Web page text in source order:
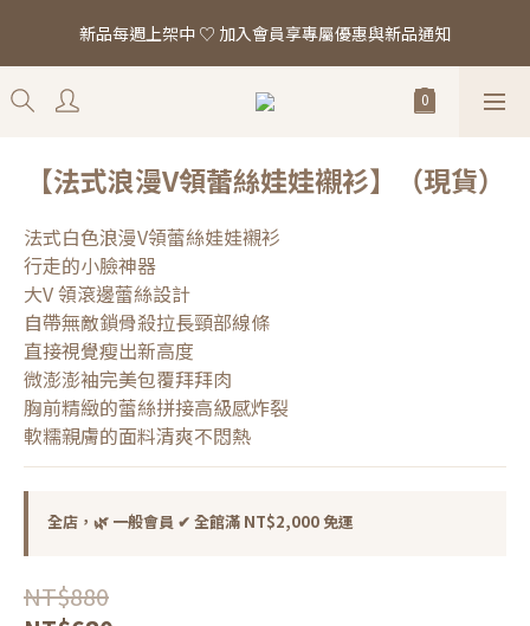
「真正的時尚 是讓你看起來，一切都剛剛好。」全館滿 $2,000 即
享免運
新品每週上架中 ♡ 加入會員享專屬優惠與新品通知
「真正的時尚 是讓你看起來，一切都剛剛好。」全館滿 $2,000 即
享免運
【法式浪漫V領蕾絲娃娃襯衫】（現貨）
法式白色浪漫V領蕾絲娃娃襯衫
行走的小臉神器
大V 領滾邊蕾絲設計
自帶無敵鎖骨殺拉長頸部線條
直接視覺瘦出新高度
微澎澎袖完美包覆拜拜肉
胸前精緻的蕾絲拼接高級感炸裂
軟糯親膚的面料清爽不悶熱
全店，🌿 一般會員 ✔ 全館滿 NT$2,000 免運
NT$880